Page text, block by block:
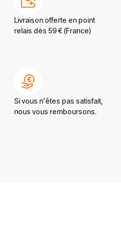
Livraison offerte en point
relais dès 59 € (France)
Si vous n'êtes pas satisfait,
nous vous remboursons.